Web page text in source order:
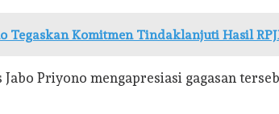
Tegaskan Komitmen Tindaklanjuti Hasil
Priyono mengapresiasi gagasan